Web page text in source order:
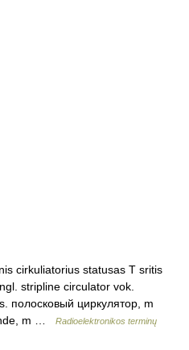
cirkuliatorius statusas T sritis
stripline circulator vok.
полосковый циркулятор, m
m …
Radioelektronikos terminų